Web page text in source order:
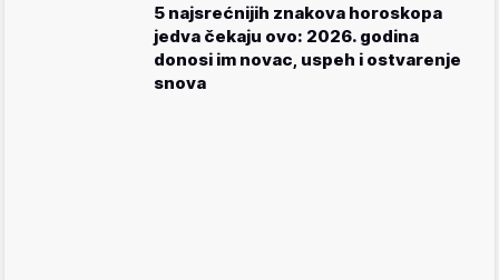
5 najsrećnijih znakova horoskopa
jedva čekaju ovo: 2026. godina
donosi im novac, uspeh i ostvarenje
snova